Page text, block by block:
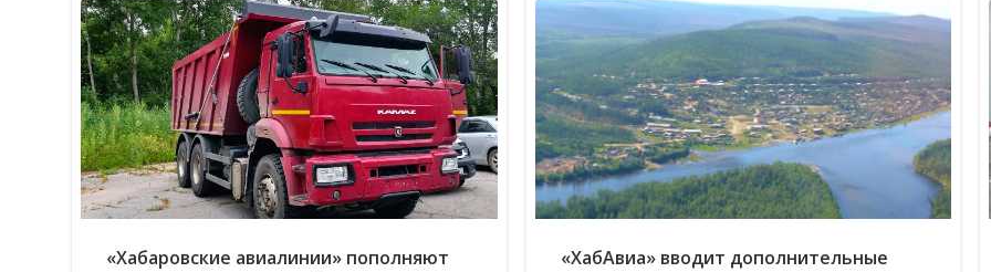
«Хабаровские авиалинии» пополняют
«ХабАвиа» вводит дополнительные